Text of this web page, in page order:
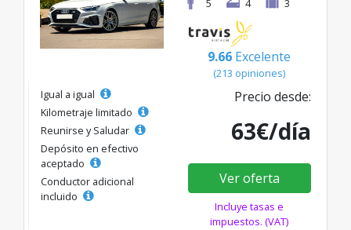
5
4 3
9.66 Excelente
(213 opiniones)
Igual a igual
Kilometraje limitado
Reunirse y Saludar
Depósito en efectivo
aceptado
Conductor adicional
incluido
Precio desde:
63€/día
Ver oferta
Incluye tasas e
impuestos. (VAT)